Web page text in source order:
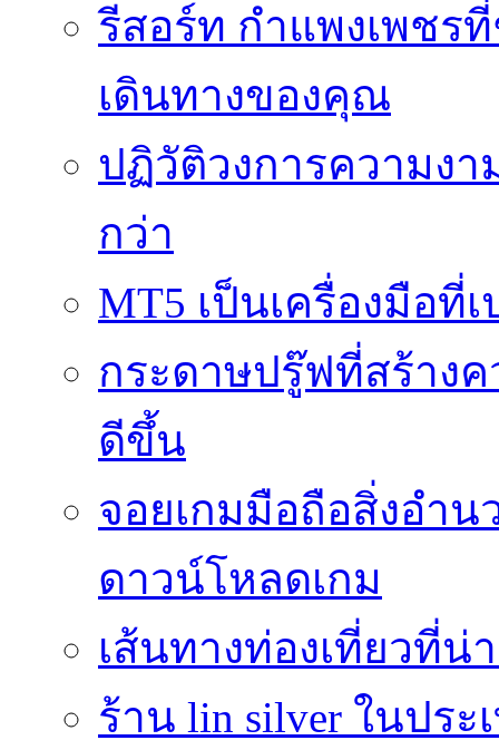
รีสอร์ท กำแพงเพชร
เดินทางของคุณ
ปฏิวัติวงการความง
กว่า
MT5 เป็นเครื่องมือที่
กระดาษปรู๊ฟที่สร้าง
ดีขึ้น
จอยเกมมือถือสิ่งอำ
ดาวน์โหลดเกม
เส้นทางท่องเที่ยวที่น่
ร้าน lin silver ในปร